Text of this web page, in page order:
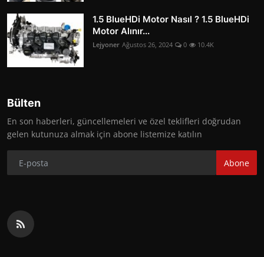
1.5 BlueHDi Motor Nasıl ? 1.5 BlueHDi
Motor Alınır...
Lejyoner Ağustos 26, 2024 0 10.4K
Bülten
En son haberleri, güncellemeleri ve özel teklifleri doğrudan
gelen kutunuza almak için abone listemize katılın
Abone